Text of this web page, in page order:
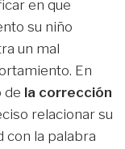
en que
su niño
un mal
En
de la corrección
relacionar su
con la palabra